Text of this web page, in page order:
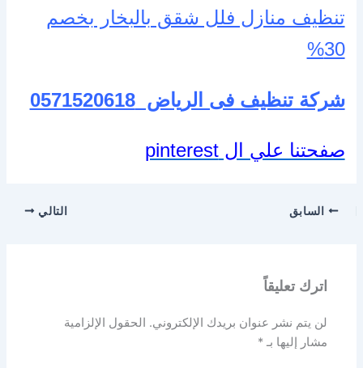
تنظيف منازل فلل شقق بالبخار بخصم
30%
شركة تنظيف فى الرياض0571520618
صفحتنا علي ال pinterest
السابق التالي
اترك تعليقاً
لن يتم نشر عنوان بريدك الإلكتروني. الحقول الإلزامية
مشار إليها بـ*